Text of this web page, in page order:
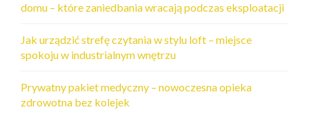
domu – które zaniedbania wracają podczas eksploatacji
Jak urządzić strefę czytania w stylu loft – miejsce
spokoju w industrialnym wnętrzu
Prywatny pakiet medyczny – nowoczesna opieka
zdrowotna bez kolejek